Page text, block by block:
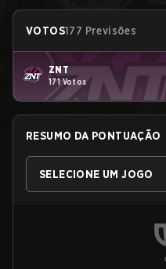
VOTOS177 Previsões
ZNT
171 Votos
RESUMO DA PONTUAÇÃO
SELECIONE UM JOGO